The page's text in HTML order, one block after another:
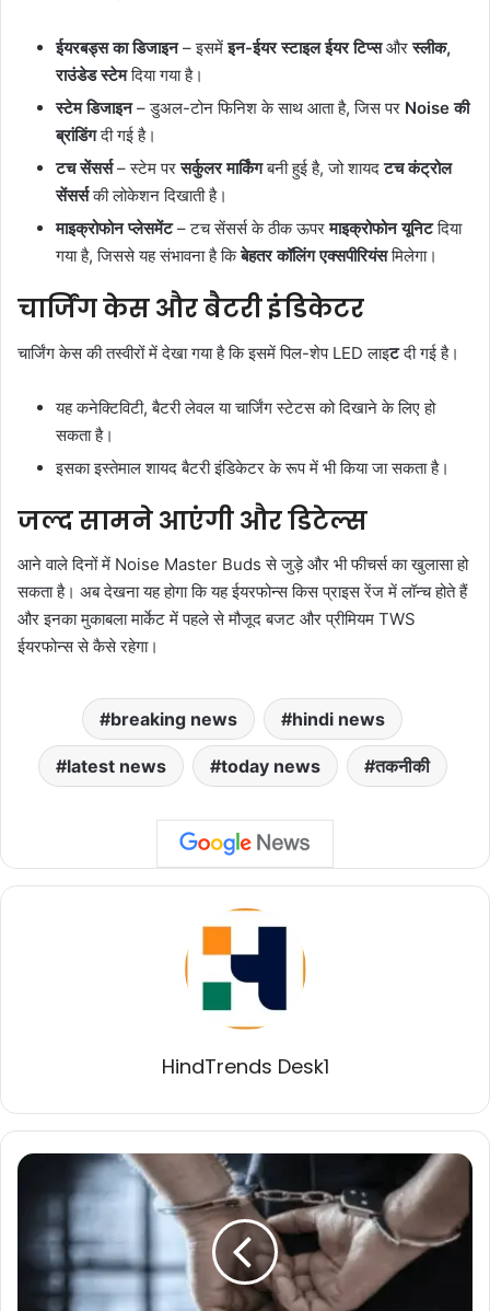
ईयरबड्स का डिजाइन– इसमेंइन-ईयर स्टाइल ईयर टिप्सऔरस्लीक,
राउंडेड स्टेमदिया गया है।
स्टेम डिजाइन– डुअल-टोन फिनिश के साथ आता है, जिस पर Noise की
ब्रांडिंगदी गई है।
टच सेंसर्स– स्टेम परसर्कुलर मार्किंगबनी हुई है, जो शायदटच कंट्रोल
सेंसर्सकी लोकेशन दिखाती है।
माइक्रोफोन प्लेसमेंट– टच सेंसर्स के ठीक ऊपरमाइक्रोफोन यूनिटदिया
गया है, जिससे यह संभावना है किबेहतर कॉलिंग एक्सपीरियंसमिलेगा।
चार्जिंग केस और बैटरी इंडिकेटर
चार्जिंग केस की तस्वीरों में देखा गया है कि इसमें पिल-शेप LED लाइटदी गई है।
यह कनेक्टिविटी, बैटरी लेवल या चार्जिंग स्टेटस को दिखाने के लिए हो
सकता है।
इसका इस्तेमाल शायद बैटरी इंडिकेटर के रूप में भी किया जा सकता है।
जल्द सामने आएंगी और डिटेल्स
आने वाले दिनों में Noise Master Buds से जुड़े और भी फीचर्स का खुलासा हो
सकता है। अब देखना यह होगा कि यह ईयरफोन्स किस प्राइस रेंज में लॉन्च होते हैं
और इनका मुकाबला मार्केट में पहले से मौजूद बजट और प्रीमियम TWS
ईयरफोन्स से कैसे रहेगा।
breaking news hindi news
latest news today news तकनीकी
HindTrends Desk1
सीईओ
प्रेम-